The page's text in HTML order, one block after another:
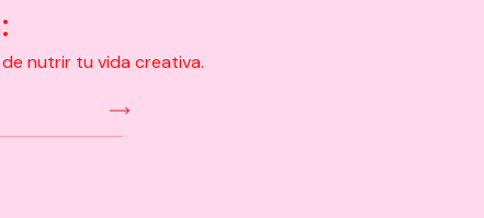
nutrir tu vida creativa.